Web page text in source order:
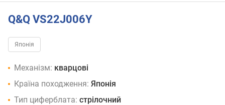
Q&Q VS22J006Y
Японія
Механізм: кварцові
Країна походження: Японія
Тип циферблата: стрілочний